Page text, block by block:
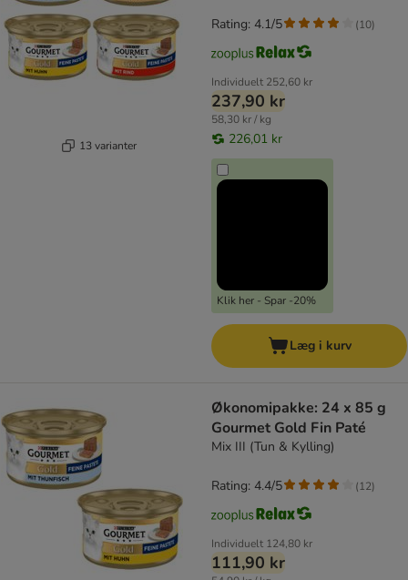
13 varianter
Individuelt 252,60 kr
237,90 kr
58,30 kr / kg
226,01 kr
Klik her - Spar -20%
Rating: 4.1/5 (10)
Læg i kurv
Økonomipakke: 24 x 85 g
Gourmet Gold Fin Paté
Mix III (Tun & Kylling)
Individuelt 124,80 kr
111,90 kr
Rating: 4.4/5 (12)